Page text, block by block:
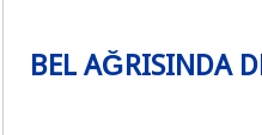
BEL AĞRISINDA